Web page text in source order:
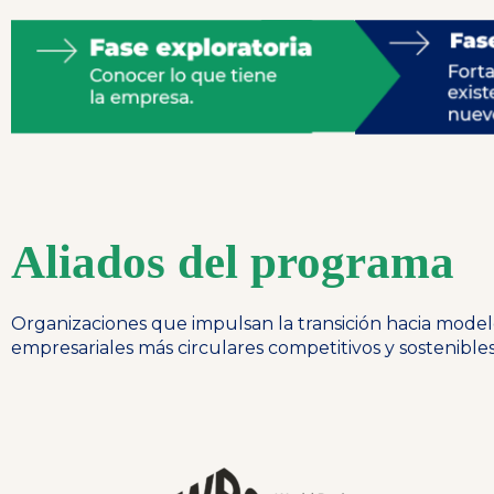
Aliados del programa
Organizaciones que impulsan la transición hacia
empresariales más circulares competitivos y